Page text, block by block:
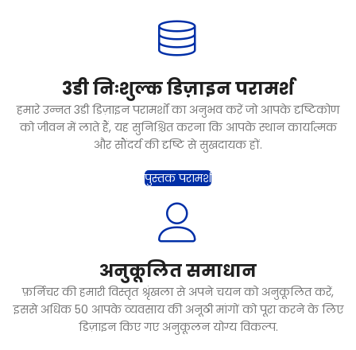
3डी निःशुल्क डिज़ाइन परामर्श
हमारे उन्नत 3डी डिज़ाइन परामर्शों का अनुभव करें जो आपके दृष्टिकोण
को जीवन में लाते हैं, यह सुनिश्चित करना कि आपके स्थान कार्यात्मक
और सौंदर्य की दृष्टि से सुखदायक हों.
पुस्तक परामर्श
अनुकूलित समाधान
फ़र्निचर की हमारी विस्तृत श्रृंखला से अपने चयन को अनुकूलित करें,
इससे अधिक 50 आपके व्यवसाय की अनूठी मांगों को पूरा करने के लिए
डिज़ाइन किए गए अनुकूलन योग्य विकल्प.